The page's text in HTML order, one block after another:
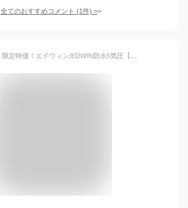
全てのおすすめコメント (1件) >
新品未使用 限定特価！エドウィン/EDWIN防水5気圧【メンズ腕時計】EW1G001M0084カレンダー付きクオーツ￥16,200→￥4,000に！